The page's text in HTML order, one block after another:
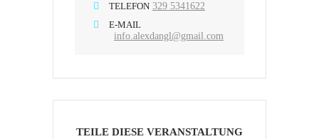
TELEFON 329 5341622
E-MAIL
info.alexdangl@gmail.com
TEILE DIESE VERANSTALTUNG